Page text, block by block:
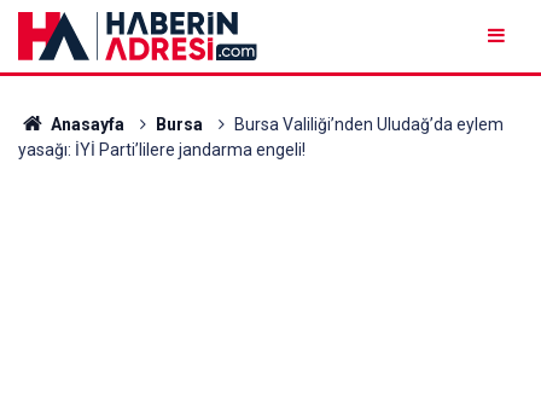
Anasayfa Bursa
Bursa Valiliği’nden Uludağ’da eylem
yasağı: İYİ Parti’lilere jandarma engeli!